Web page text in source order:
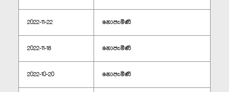
2022-11-22 නොපැමිණි
2022-11-18 නොපැමිණි
2022-10-20 නොපැමිණි